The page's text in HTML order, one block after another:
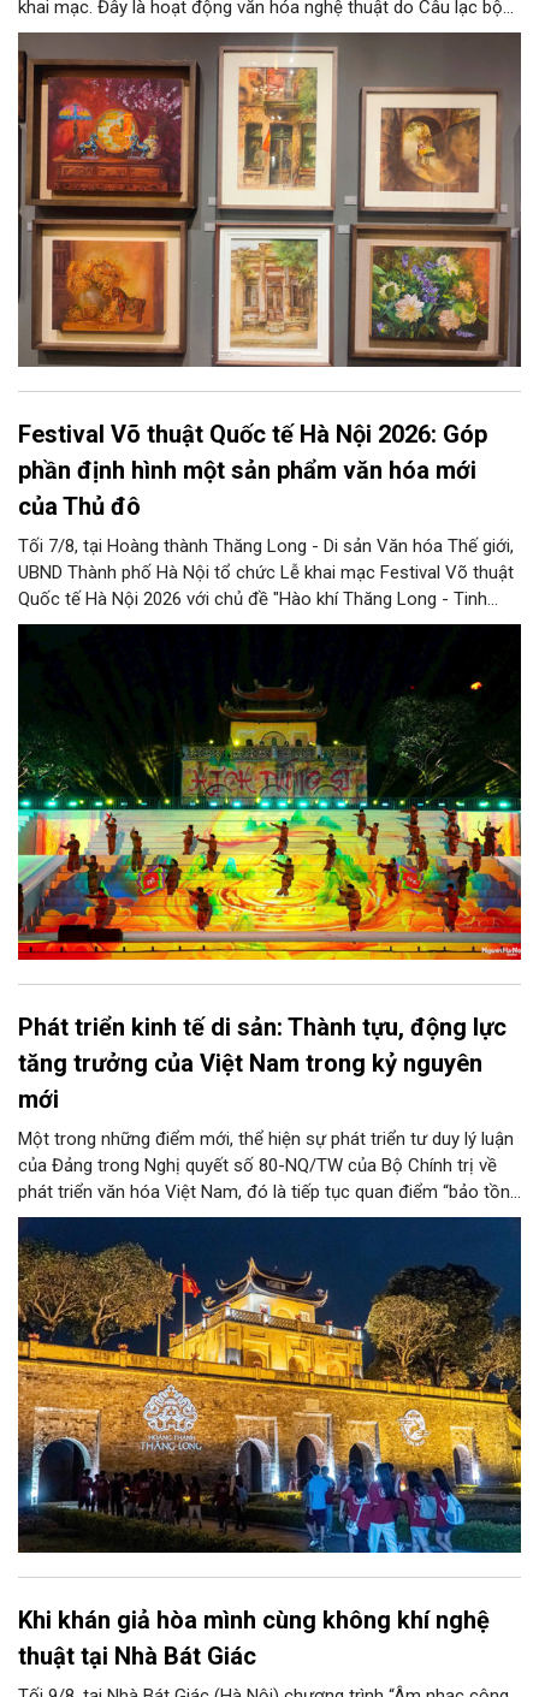
khai mạc. Đây là hoạt động văn hóa nghệ thuật do Câu lạc bộ
Tôi Vẽ phối hợp cùng Trung tâm hoạt động Văn hóa Khoa học
Văn Miếu - Quốc Tử Giám tổ chức, chào mừng 950 năm Quốc
Tử Giám (1076-2026) và hướng tới kỷ niệm 81 năm Quốc khánh
nước Cộng hòa xã hội chủ nghĩa Việt Nam.
Festival Võ thuật Quốc tế Hà Nội 2026: Góp
phần định hình một sản phẩm văn hóa mới
của Thủ đô
Tối 7/8, tại Hoàng thành Thăng Long - Di sản Văn hóa Thế giới,
UBND Thành phố Hà Nội tổ chức Lễ khai mạc Festival Võ thuật
Quốc tế Hà Nội 2026 với chủ đề "Hào khí Thăng Long - Tinh
hoa võ Việt". Lần đầu tiên được tổ chức, Festival đánh dấu
hóa - thể thao mang tầm quốc tế, góp phần tôn vinh truyền
thống thượng võ dân tộc, quảng bá hình ảnh Hà Nội và thúc đẩy
giao lưu văn hóa, thể thao với bạn bè thế giới.
Phát triển kinh tế di sản: Thành tựu, động lực
tăng trưởng của Việt Nam trong kỷ nguyên
mới
Một trong những điểm mới, thể hiện sự phát triển tư duy lý luận
của Đảng trong Nghị quyết số 80-NQ/TW của Bộ Chính trị về
phát triển văn hóa Việt Nam, đó là tiếp tục quan điểm “bảo tồn
và phát huy giá trị di sản văn hóa gắn kết với phát triển kinh tế -
xã hội và du lịch”; đồng thời, nâng lên một tầm cao mới: “phát
triển kinh tế di sản”.
Khi khán giả hòa mình cùng không khí nghệ
thuật tại Nhà Bát Giác